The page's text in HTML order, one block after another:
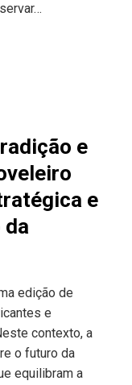
e
e
da
edição de
e
contexto, a
o futuro da
equilibram a